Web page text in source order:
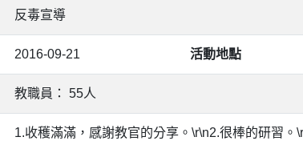
反毒宣導
2016-09-21 活動地點
教職員： 55人
1.收穫滿滿，感謝教官的分享。\r\n2.很棒的研習